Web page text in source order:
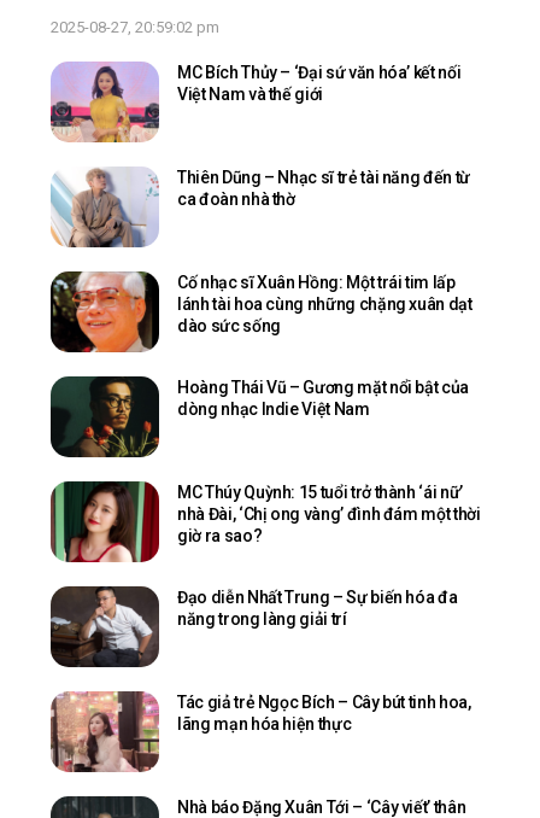
2025-08-27, 20:59:02 pm
MC Bích Thủy – ‘Đại sứ văn hóa’ kết nối
Việt Nam và thế giới
Thiên Dũng – Nhạc sĩ trẻ tài năng đến từ
ca đoàn nhà thờ
Cố nhạc sĩ Xuân Hồng: Một trái tim lấp
lánh tài hoa cùng những chặng xuân dạt
dào sức sống
Hoàng Thái Vũ – Gương mặt nổi bật của
dòng nhạc Indie Việt Nam
MC Thúy Quỳnh: 15 tuổi trở thành ‘ái nữ’
nhà Đài, ‘Chị ong vàng’ đình đám một thời
giờ ra sao?
Đạo diễn Nhất Trung – Sự biến hóa đa
năng trong làng giải trí
Tác giả trẻ Ngọc Bích – Cây bút tinh hoa,
lãng mạn hóa hiện thực
Nhà báo Đặng Xuân Tới – ‘Cây viết’ thân